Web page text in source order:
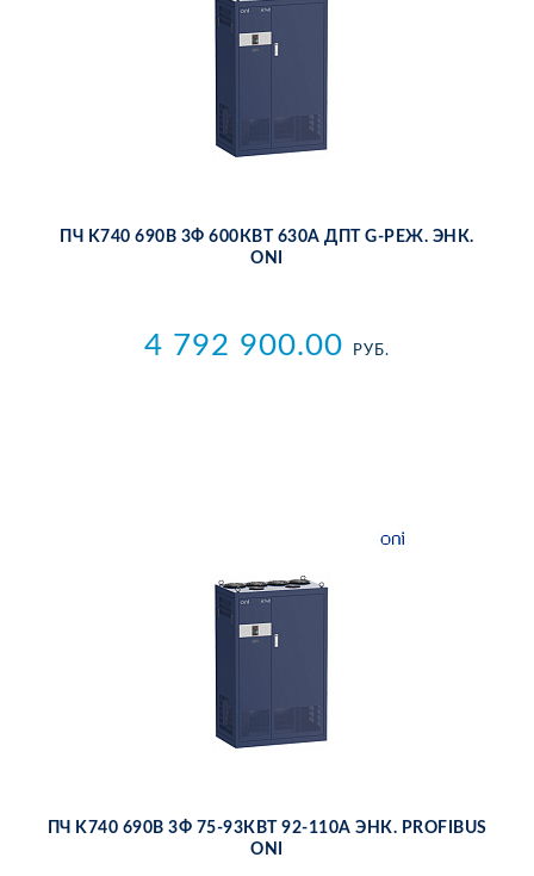
ПЧ K740 690В 3Ф 600КВТ 630А ДПТ G-РЕЖ. ЭНК.
ONI
4 792 900.00 РУБ.
ПЧ K740 690В 3Ф 75-93КВТ 92-110А ЭНК. PROFIBUS
ONI